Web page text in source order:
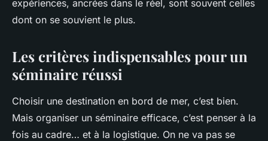
expériences, ancrées dans le réel, sont souvent celles
dont on se souvient le plus.
Les critères indispensables pour un
séminaire réussi
Choisir une destination en bord de mer, c’est bien.
Mais organiser un séminaire efficace, c’est penser à la
fois au cadre… et à la logistique. On ne va pas se